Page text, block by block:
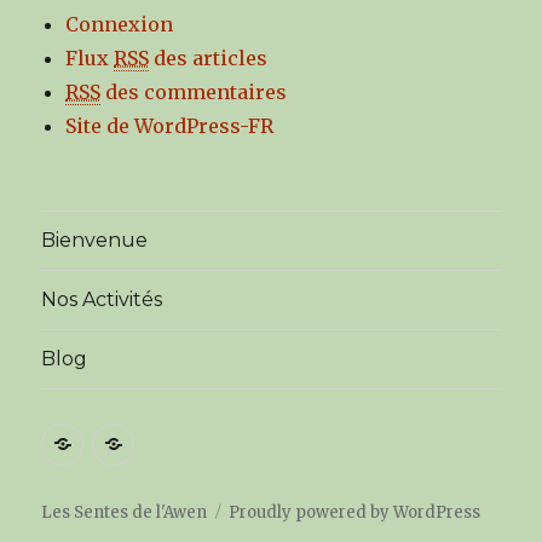
Connexion
FluxRSS des articles
RSS des commentaires
Site de WordPress-FR
Bienvenue
Nos Activités
Blog
Blog
la
Blog
de
Les Sentes de l'Awen Proudly powered by WordPress